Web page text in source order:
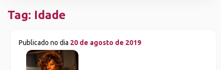
Tag: Idade
Publicado no dia 20 de agosto de 2019